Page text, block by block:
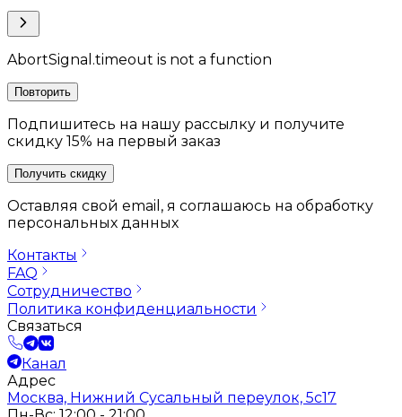
AbortSignal.timeout is not a function
Повторить
Подпишитесь на нашу рассылку и получите
скидку 15% на первый заказ
Получить скидку
Оставляя свой email, я соглашаюсь на обработку
персональных данных
Контакты
FAQ
Сотрудничество
Политика конфиденциальности
Связаться
Канал
Адрес
Москва, Нижний Сусальный переулок, 5с17